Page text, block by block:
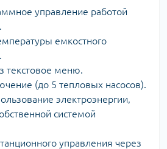
управление работой
емкостного
текстовое меню.
(до 5 тепловых насосов).
электроэнергии,
системой
управления через